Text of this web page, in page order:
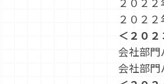
２０２
＜２０２
会社部門
会社部門